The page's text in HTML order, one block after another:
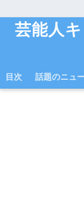
芸能人
目次 話題のニュ